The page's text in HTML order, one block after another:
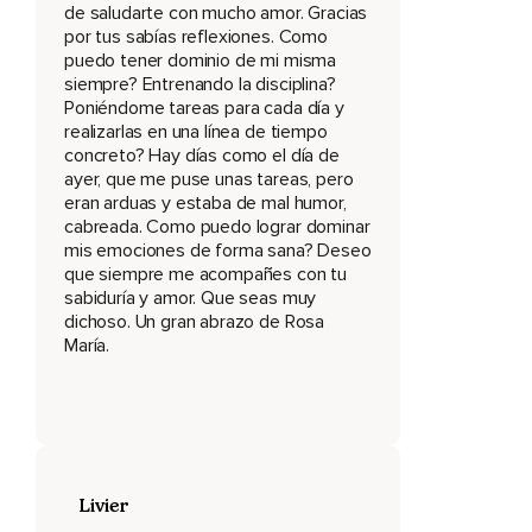
Autodescubrimiento El autodescubrimiento es un
descubrimiento muy importante que solo los seres humanos
somos capaces de llevar a cabo.
Y este descubrimiento vale la pena.
Esa es una de las grandezas del ser humano,
Que somos capaces de encontrarnos a nosotros mismos.
Hay numerosas cosas externas.
Hay tantos objetos,
Tantas relaciones,
de saludarte con mucho amor. Gracias
por tus sabías reflexiones. Como
puedo tener dominio de mi misma
siempre? Entrenando la disciplina?
Poniéndome tareas para cada día y
realizarlas en una línea de tiempo
concreto? Hay días como el día de
ayer, que me puse unas tareas, pero
eran arduas y estaba de mal humor,
cabreada. Como puedo lograr dominar
mis emociones de forma sana? Deseo
que siempre me acompañes con tu
sabiduría y amor. Que seas muy
dichoso. Un gran abrazo de Rosa
María.
Livier